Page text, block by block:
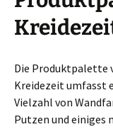
Die Produktpalette
Kreidezeit umfasst
Vielzahl von
Putzen und einiges